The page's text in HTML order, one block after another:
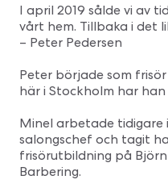
I april 2019 sålde vi av
vårt hem. Tillbaka i det
– Peter Pedersen
Peter började som
här i Stockholm har
Minel arbetade tidigare
salongschef och tagit
frisörutbildning på Björn
Barbering.